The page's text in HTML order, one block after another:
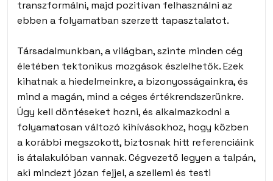
transzformálni, majd pozitívan felhasználni az
ebben a folyamatban szerzett tapasztalatot.
Társadalmunkban, a világban, szinte minden cég
életében tektonikus mozgások észlelhetők. Ezek
kihatnak a hiedelmeinkre, a bizonyosságainkra, és
mind a magán, mind a céges értékrendszerünkre.
Úgy kell döntéseket hozni, és alkalmazkodni a
folyamatosan változó kihívásokhoz, hogy közben
a korábbi megszokott, biztosnak hitt referenciáink
is átalakulóban vannak. Cégvezető legyen a talpán,
aki mindezt józan fejjel, a szellemi és testi